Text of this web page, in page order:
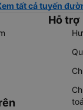
tất cả tuyến
Hỗ trợ